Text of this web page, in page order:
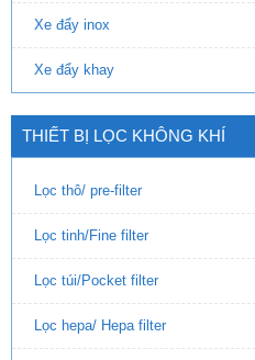
Xe đẩy inox
Xe đẩy khay
THIẾT BỊ LỌC KHÔNG KHÍ
Lọc thô/ pre-filter
Lọc tinh/Fine filter
Lọc túi/Pocket filter
Lọc hepa/ Hepa filter